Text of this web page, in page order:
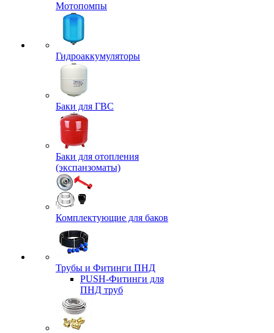
Мотопомпы
Гидроаккумуляторы
Баки для ГВС
Баки для отопления
(экспанзоматы)
Комплектующие для баков
Трубы и Фитинги ПНД
PUSH-Фитинги для
ПНД труб